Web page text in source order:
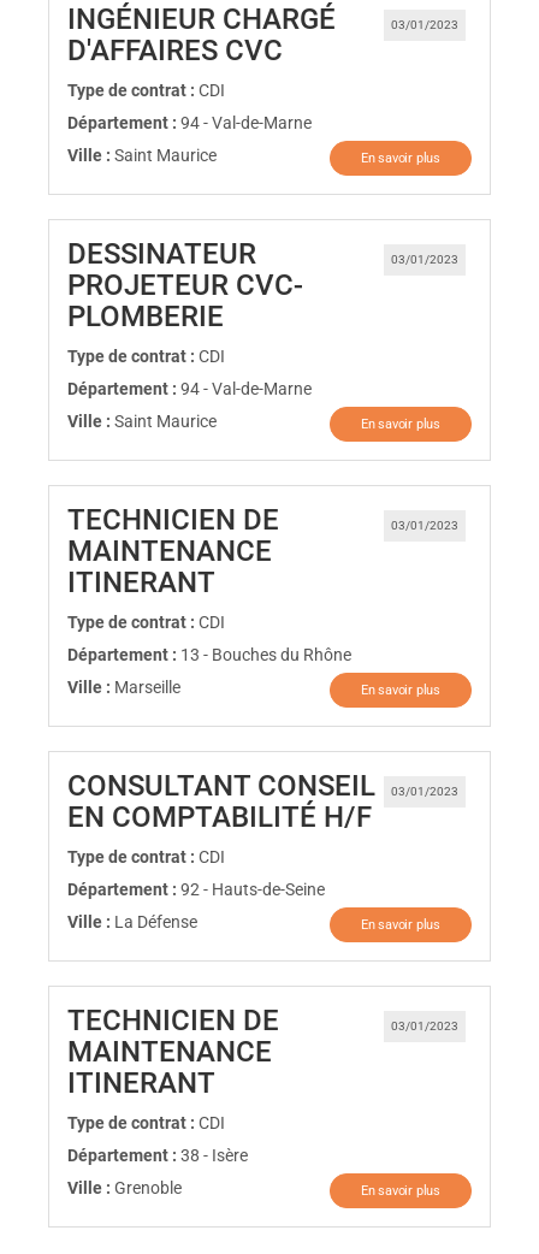
03/01/2023
INGÉNIEUR CHARGÉ
D'AFFAIRES CVC
Type de contrat : CDI
Département : 94 - Val-de-Marne
Ville : Saint Maurice En savoir plus
03/01/2023
DESSINATEUR
PROJETEUR CVC-
PLOMBERIE
Type de contrat : CDI
Département : 94 - Val-de-Marne
Ville : Saint Maurice En savoir plus
03/01/2023
TECHNICIEN DE
MAINTENANCE
ITINERANT
Type de contrat : CDI
Département : 13 - Bouches du Rhône
Ville : Marseille En savoir plus
03/01/2023
CONSULTANT CONSEIL
EN COMPTABILITÉ H/F(Nouvelle
Type de contrat : CDI
Département : 92 - Hauts-de-Seine
Ville : La Défense En savoir plus
03/01/2023
TECHNICIEN DE
MAINTENANCE
ITINERANT
Type de contrat : CDI
Département : 38 - Isère
Ville : Grenoble En savoir plus